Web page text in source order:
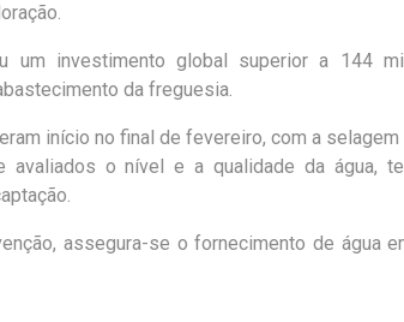
um investimento global superior a 144
da freguesia.
início no final de fevereiro, com a
avaliados o nível e a qualidade da água,
.
assegura-se o fornecimento de água